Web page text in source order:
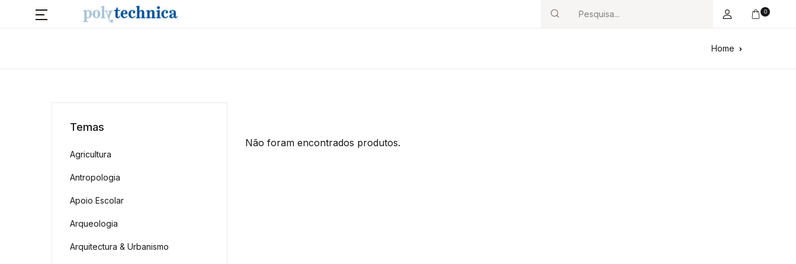
Search
0
Home
Não foram encontrados produtos.
Temas
Agricultura
Antropologia
Apoio Escolar
Arqueologia
Arquitectura & Urbanismo